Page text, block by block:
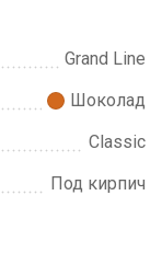
Grand Line
Шоколад
Classic
Под кирпич